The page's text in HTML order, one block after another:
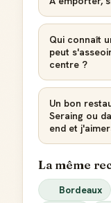
Qui connaît
peut
centre ?
Un bon
Seraing ou
end et
La même
Bordeaux